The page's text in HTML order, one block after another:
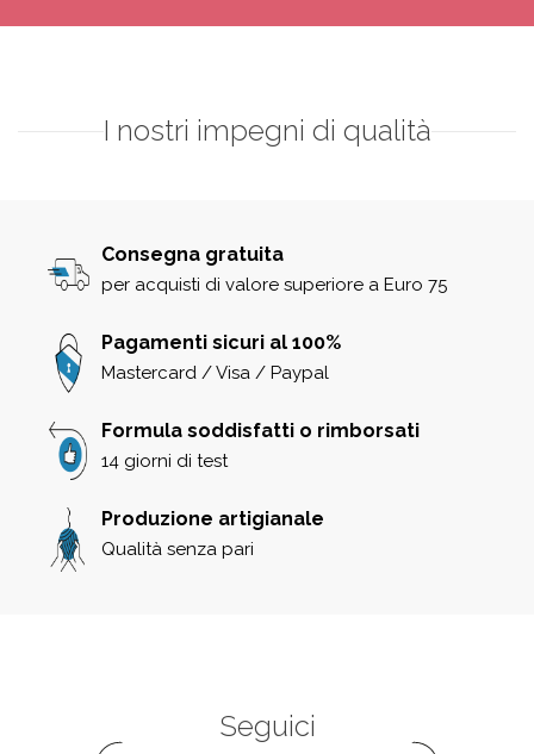
I nostri impegni di qualità
Consegna gratuita
per acquisti di valore superiore a Euro 75
Pagamenti sicuri al 100%
Mastercard / Visa / Paypal
Formula soddisfatti o rimborsati
14 giorni di test
Produzione artigianale
Qualità senza pari
Seguici